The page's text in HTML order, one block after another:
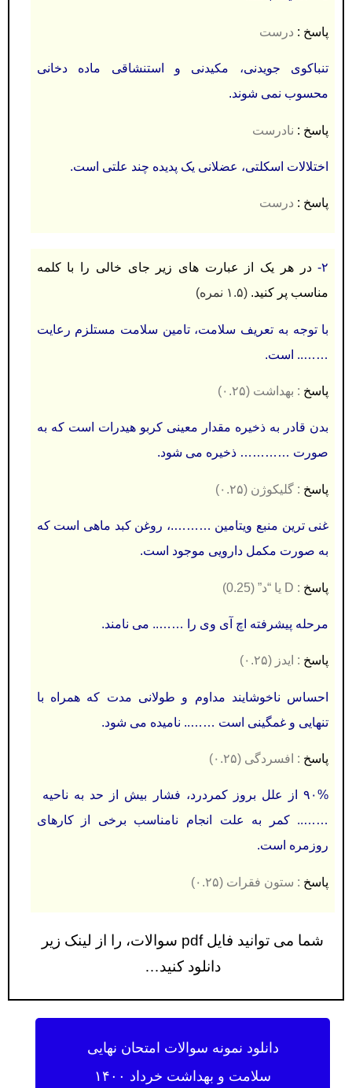
پاسخ : درست
تنباکوی جویدنی، مکیدنی و استنشاقی ماده دخانی
محسوب نمی شوند.
پاسخ : نادرست
اختلالات اسکلتی، عضلانی یک پدیده چند علتی است.
پاسخ : درست
۲-
در هر یک از عبارت های زیر جای خالی را با کلمه
مناسب پر کنید. (۱.۵ نمره)
با توجه به تعریف سلامت، تامین سلامت مستلزم رعایت
…….. است.
پاسخ : بهداشت (۰.۲۵)
بدن قادر به ذخیره مقدار معینی کربو هیدرات است که به
صورت ………… ذخیره می شود.
پاسخ : گلیکوژن (۰.۲۵)
غنی ترین منبع ویتامین ……….، روغن کبد ماهی است که
به صورت مکمل دارویی موجود است.
پاسخ : D یا “د” (0.25)
مرحله پیشرفته اچ آی وی را …….. می نامند.
پاسخ : ایدز (۰.۲۵)
احساس ناخوشایند مداوم و طولانی مدت که همراه با
تنهایی و غمگینی است …….. نامیده می شود.
پاسخ : افسردگی (۰.۲۵)
۹۰% از علل بروز کمردرد، فشار بیش از حد به ناحیه
…….. کمر به علت انجام نامناسب برخی از کارهای
روزمره است.
پاسخ : ستون فقرات (۰.۲۵)
شما می توانید فایل pdf سوالات، را از لینک زیر
دانلود کنید…
دانلود نمونه سوالات امتحان نهایی
سلامت و بهداشت خرداد ۱۴۰۰